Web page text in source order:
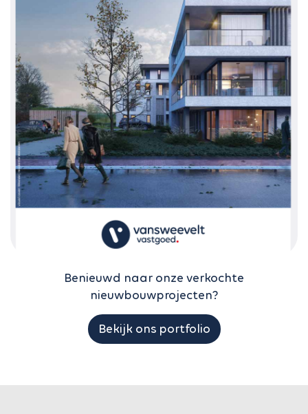
Benieuwd naar onze verkochte
nieuwbouwprojecten?
Bekijk ons portfolio